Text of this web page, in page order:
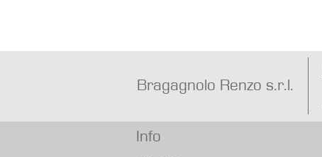
Bragagnolo Renzo s.r.l.
Info